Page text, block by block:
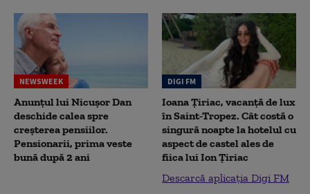
NEWSWEEK
Anunțul lui Nicușor Dan
deschide calea spre
creșterea pensiilor.
Pensionarii, prima veste
bună după 2 ani
DIGI FM
Ioana Țiriac, vacanță de lux
în Saint-Tropez. Cât costă o
singură noapte la hotelul cu
aspect de castel ales de
fiica lui Ion Țiriac
Descarcă aplicația Digi FM